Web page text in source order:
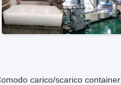
carico/scarico container